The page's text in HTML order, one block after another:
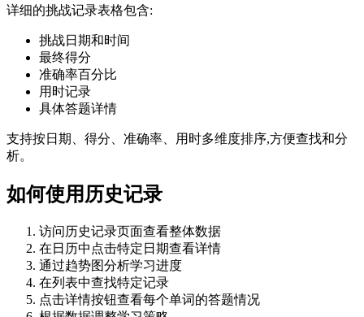
详细的挑战记录表格包含:
挑战日期和时间
最终得分
准确率百分比
用时记录
具体答题详情
支持按日期、得分、准确率、用时多维度排序,方便查找和分
析。
如何使用历史记录
访问历史记录页面查看整体数据
在日历中点击特定日期查看详情
通过趋势图分析学习进度
在列表中查找特定记录
点击详情按钮查看每个单词的答题情况